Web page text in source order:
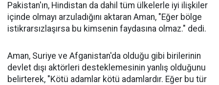
Pakistan'ın, Hindistan da dahil tüm ülkelerle iyi ilişkiler
içinde olmayı arzuladığını aktaran Aman, "Eğer bölge
istikrarsızlaşırsa bu kimsenin faydasına olmaz." dedi.
Aman, Suriye ve Afganistan'da olduğu gibi birilerinin
devlet dışı aktörleri desteklemesinin yanlış olduğunu
belirterek, "Kötü adamlar kötü adamlardır. Eğer bu tür